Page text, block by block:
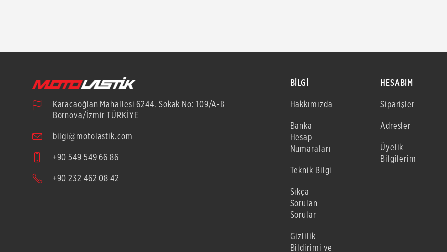
Karacaoğlan Mahallesi 6244. Sokak No: 109/A-B
Bornova/İzmir TÜRKİYE
bilgi@motolastik.com
+90 549 549 66 86
+90 232 462 08 42
BİLGİ
Hakkımızda
Banka
Hesap
Numaraları
Teknik Bilgi
Sıkça
Sorulan
Sorular
Gizlilik
Bildirimi ve
HESABIM
Siparişler
Adresler
Üyelik
Bilgilerim